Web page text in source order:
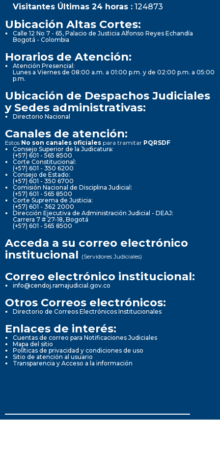
Visitantes Últimas 24 horas : 124873
Ubicación Altas Cortes:
Calle 12 No 7 - 65, Palacio de Justicia Alfonso Reyes Echandía
Bogotá - Colombia
Horarios de Atención:
Atención Presencial:
Lunes a Viernes de 08:00 a.m. a 01:00 p.m. y de 02:00 p.m. a 05:00
p.m.
Ubicación de Despachos Judiciales
y Sedes administrativas:
Directorio Nacional
Canales de atención:
Estos No son canales oficiales para tramitar PQRSDF
Consejo Superior de la Judicatura:
(+57) 601 - 565 8500
Corte Constitucional:
(+57) 601 - 350 6200
Consejo de Estado:
(+57) 601 - 350 6700
Comisión Nacional de Disciplina Judicial:
(+57) 601 - 565 8500
Corte Suprema de Justicia:
(+57) 601 - 362 2000
Dirección Ejecutiva de Administración Judicial - DEAJ:
Carrera 7 # 27-18, Bogotá
(+57) 601 - 565 8500
Acceda a su correo electrónico
institucional (Servidores Judiciales)
Correo electrónico institucional:
info@cendoj.ramajudicial.gov.co
Otros Correos electrónicos:
Directorio de Correos Electrónicos Institucionales
Enlaces de interés:
Cuentas de correo para Notificaciones Judiciales
Mapa del sitio
Políticas de privacidad y condiciones de uso
Sitio de atención al usuario
Transparencia y Acceso a la información